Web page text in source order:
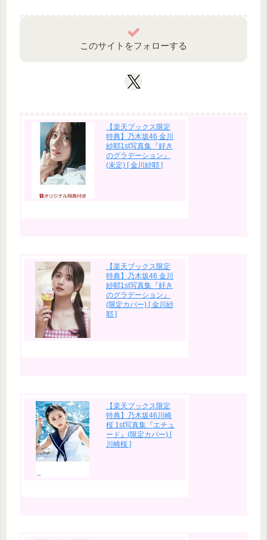
このサイトをフォローする
【楽天ブックス限定
特典】乃木坂46 金川
紗耶1st写真集『好き
のグラデーション』
(未定) [ 金川紗耶 ]
【楽天ブックス限定
特典】乃木坂46 金川
紗耶1st写真集『好き
のグラデーション』
(限定カバー) [ 金川紗
耶 ]
【楽天ブックス限定
特典】乃木坂46川崎
桜 1st写真集『エチュ
ード』(限定カバー) [
川崎桜 ]